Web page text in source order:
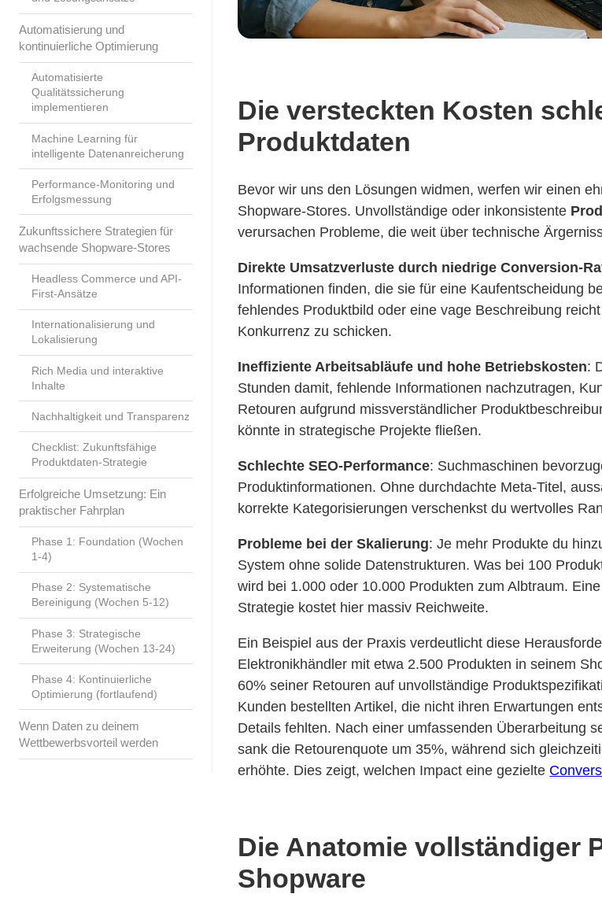
Automatisierung und
kontinuierliche Optimierung
Automatisierte
Qualitätssicherung
implementieren
Machine Learning für
intelligente Datenanreicherung
Performance-Monitoring und
Erfolgsmessung
Zukunftssichere Strategien für
wachsende Shopware-Stores
Headless Commerce und API-
First-Ansätze
Internationalisierung und
Lokalisierung
Rich Media und interaktive
Inhalte
Nachhaltigkeit und Transparenz
Checklist: Zukunftsfähige
Produktdaten-Strategie
Erfolgreiche Umsetzung: Ein
praktischer Fahrplan
Phase 1: Foundation (Wochen
1-4)
Phase 2: Systematische
Bereinigung (Wochen 5-12)
Phase 3: Strategische
Erweiterung (Wochen 13-24)
Phase 4: Kontinuierliche
Optimierung (fortlaufend)
Wenn Daten zu deinem
Wettbewerbsvorteil werden
Die versteckten Kosten
Produktdaten
Bevor wir uns den Lösungen widmen, werfen wir einen
Shopware-Stores. Unvollständige oder inkonsistente
verursachen Probleme, die weit über technische
Direkte Umsatzverluste durch niedrige Conversion-
Informationen finden, die sie für eine Kaufentscheidung
fehlendes Produktbild oder eine vage Beschreibung
Konkurrenz zu schicken.
Ineffiziente Arbeitsabläufe und hohe Betriebskosten:
Stunden damit, fehlende Informationen nachzutragen,
Retouren aufgrund missverständlicher
könnte in strategische Projekte fließen.
Schlechte SEO-Performance: Suchmaschinen
Produktinformationen. Ohne durchdachte Meta-Titel,
korrekte Kategorisierungen verschenkst du wertvolles
Probleme bei der Skalierung: Je mehr Produkte du
System ohne solide Datenstrukturen. Was bei 100
wird bei 1.000 oder 10.000 Produkten zum Albtraum.
Strategie kostet hier massiv Reichweite.
Ein Beispiel aus der Praxis verdeutlicht diese
Elektronikhändler mit etwa 2.500 Produkten in seinem
60% seiner Retouren auf unvollständige
Kunden bestellten Artikel, die nicht ihren Erwartungen
Details fehlten. Nach einer umfassenden Überarbeitung
sank die Retourenquote um 35%, während sich
erhöhte. Dies zeigt, welchen Impact eine gezielte
Die Anatomie vollständiger
Shopware